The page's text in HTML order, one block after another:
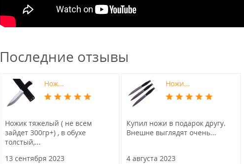
Последние отзывы
Нож...
Ножик тяжелый ( не всем
зайдет 300гр+) , в обухе
толстый,...
13 сентября 2023
Ножи...
Купил ножи в подарок другу.
Внешне выглядят очень...
4 августа 2023